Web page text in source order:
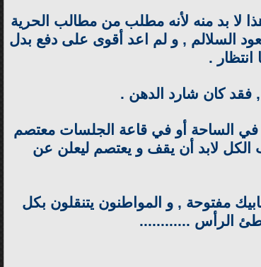
لا بد منه لأنه مطلب من مطالب الحرية
السلالم , و لم اعد أقوى على دفع بدل
انتظار .
, فقد كان شارد الدهن .
الساحة أو في قاعة الجلسات معتصم
لابد أن يقف و يعتصم ليعلن عن
مفتوحة , و المواطنون يتنقلون بكل
الرأس ............